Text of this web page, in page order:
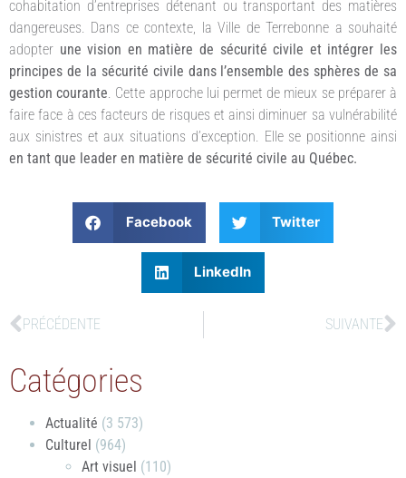
cohabitation d’entreprises détenant ou transportant des matières
dangereuses. Dans ce contexte, la Ville de Terrebonne a souhaité
adopter une vision en matière de sécurité civile et intégrer les
principes de la sécurité civile dans l’ensemble des sphères de sa
gestion courante . Cette approche lui permet de mieux se préparer à
faire face à ces facteurs de risques et ainsi diminuer sa vulnérabilité
aux sinistres et aux situations d’exception. Elle se positionne ainsi
en tant que leader en matière de sécurité civile au Québec.
Facebook Twitter
LinkedIn
PRÉCÉDENTE SUIVANTE
Catégories
Actualité (3 573)
Culturel (964)
Art visuel (110)